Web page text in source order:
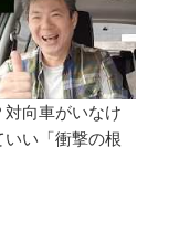
対向車がいなけ
い「衝撃の根